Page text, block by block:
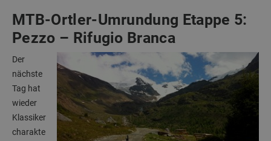
MTB-Ortler-Umrundung Etappe 5:
Pezzo – Rifugio Branca
Der
nächste
Tag hat
wieder
Klassiker
charakte